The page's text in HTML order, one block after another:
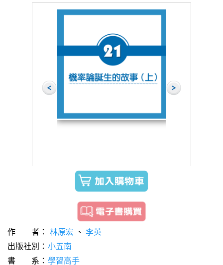
作 者： 林原宏 、李英
出版社別： 小五南
書 系： 學習高手